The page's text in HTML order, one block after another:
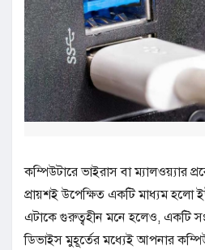
কম্পিউটারে ভাইরাস বা ম্যালওয়্যার
প্রায়শই উপেক্ষিত একটি মাধ্যম হলো
এটাকে গুরুত্বহীন মনে হলেও, একটি
ডিভাইস মুহূর্তের মধ্যেই আপনার